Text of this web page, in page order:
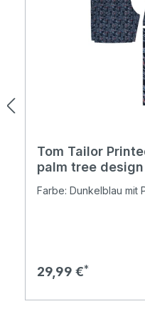
Tom Tailor
palm tree design
Farbe: Dunkelblau mit
Regulärer Preis:
29,99 €